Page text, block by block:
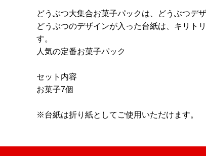
どうぶつ大集合お菓子パックは、どうぶつデ
どうぶつのデザインが入った台紙は、キリト
す。
人気の定番お菓子パック
セット内容
お菓子7個
※台紙は折り紙としてご使用いただけます。